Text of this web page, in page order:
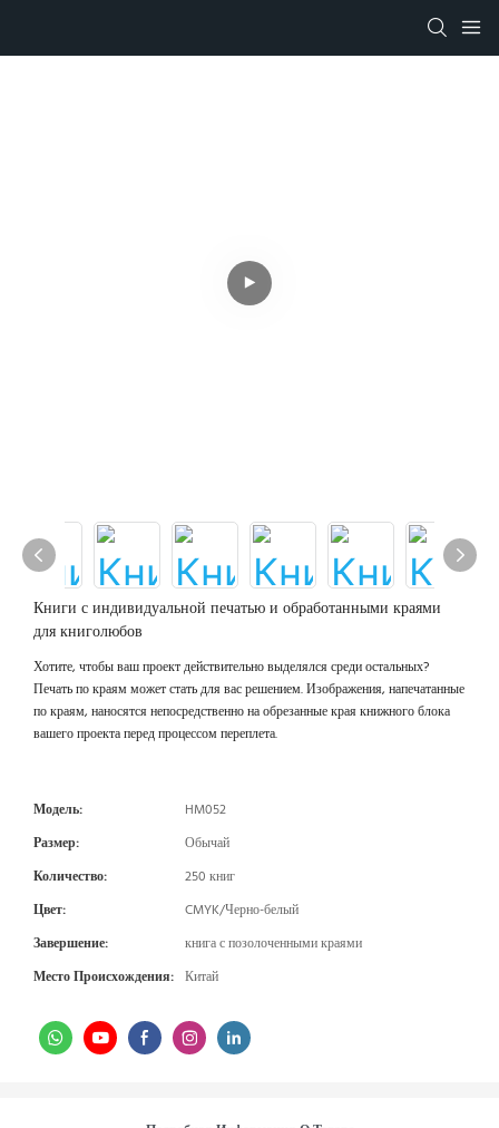
Книги с индивидуальной печатью и обработанными краями
для книголюбов
Хотите, чтобы ваш проект действительно выделялся среди остальных?
Печать по краям может стать для вас решением. Изображения, напечатанные
по краям, наносятся непосредственно на обрезанные края книжного блока
вашего проекта перед процессом переплета.
Модель:
HM052
Размер:
Обычай
Количество:
250 книг
Цвет:
CMYK/Черно-белый
Завершение:
книга с позолоченными краями
Место Происхождения: Китай